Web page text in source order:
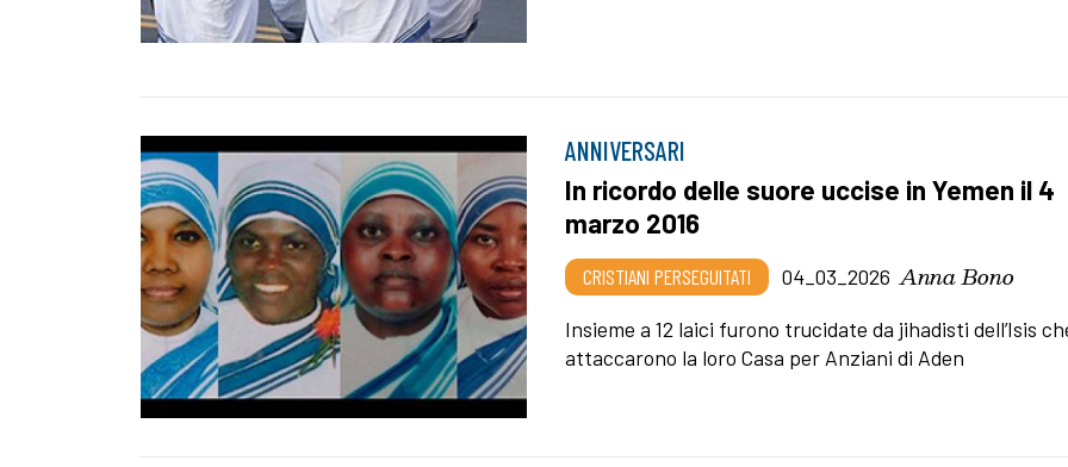
ANNIVERSARI
In ricordo delle suore uccise in Yemen il 4
marzo 2016
CRISTIANI PERSEGUITATI 04_03_2026 Anna Bono
Insieme a 12 laici furono trucidate da jihadisti dell’Isis
attaccarono la loro Casa per Anziani di Aden